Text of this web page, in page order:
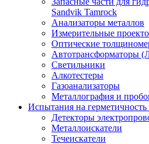
Sandvik Tamrock
Анализаторы металлов
Измерительные
Оптические
Автотрансформаторы
Светильники
Алкотестеры
Газоанализаторы
Металлография и
Испытания на
Детекторы
Металлоискатели
Течеискатели